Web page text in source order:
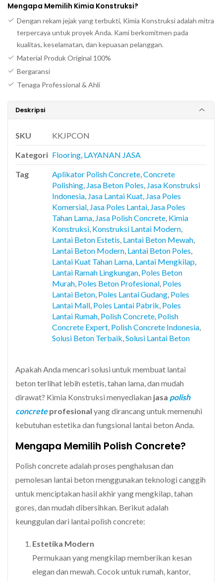
Mengapa Memilih Kimia Konstruksi?
Dengan rekam jejak yang terbukti, Kimia Konstruksi adalah mitra
terpercaya untuk proyek Anda. Kami berkomitmen pada
kualitas, keselamatan, dan kepuasan pelanggan.
Material Produk Original 100%
Bergaransi
Tenaga Professional & Ahli
Deskripsi
SKU KKJPCON
Kategori Flooring LAYANAN JASA
Tag Aplikator Polish Concrete Concrete
Polishing Jasa Beton Poles Jasa Konstruksi
Indonesia Jasa Lantai Kuat Jasa Poles
Komersial Jasa Poles Lantai Jasa Poles
Tahan Lama Jasa Polish Concrete Kimia
Konstruksi Konstruksi Lantai Modern
Lantai Beton Estetis Lantai Beton Mewah
Lantai Beton Modern Lantai Beton Poles
Lantai Kuat Tahan Lama Lantai Mengkilap
Lantai Ramah Lingkungan Poles Beton
Murah Poles Beton Profesional Poles
Lantai Beton Poles Lantai Gudang Poles
Lantai Mall Poles Lantai Pabrik Poles
Lantai Rumah Polish Concrete Polish
Concrete Expert Polish Concrete Indonesia
Solusi Beton Terbaik Solusi Lantai Beton
Apakah Anda mencari solusi untuk membuat lantai
beton terlihat lebih estetis, tahan lama, dan mudah
dirawat? Kimia Konstruksi menyediakan jasa polish
concreteprofesional yang dirancang untuk memenuhi
kebutuhan estetika dan fungsional lantai beton Anda.
Mengapa Memilih Polish Concrete?
Polish concrete adalah proses penghalusan dan
pemolesan lantai beton menggunakan teknologi canggih
untuk menciptakan hasil akhir yang mengkilap, tahan
gores, dan mudah dibersihkan. Berikut adalah
keunggulan dari lantai polish concrete:
Estetika Modern
Permukaan yang mengkilap memberikan kesan
elegan dan mewah. Cocok untuk rumah, kantor,